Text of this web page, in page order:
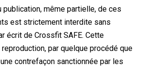
même partielle, de ces
est strictement interdite sans
écrit de Crossfit SAFE. Cette
par quelque procédé que
contrefaçon sanctionnée par les